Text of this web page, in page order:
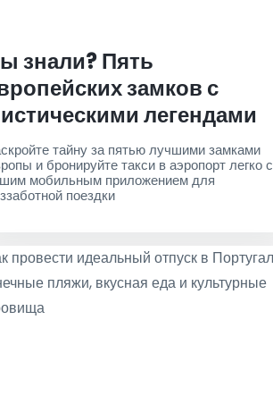
знали? Пять
замков с
легендами
тайну за пятью лучшими замками
и бронируйте такси в аэропорт легко с
мобильным приложением для
поездки